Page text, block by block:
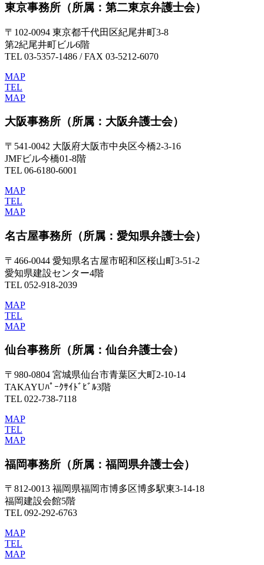
東京事務所 （所属：第二東京弁護士会）
〒102-0094 東京都千代田区紀尾井町3-8
第2紀尾井町ビル6階
TEL 03-5357-1486 / FAX 03-5212-6070
MAP
TEL
MAP
大阪事務所 （所属：大阪弁護士会）
〒541-0042 大阪府大阪市中央区今橋2-3-16
JMFビル今橋01-8階
TEL 06-6180-6001
MAP
TEL
MAP
名古屋事務所 （所属：愛知県弁護士会）
〒466-0044 愛知県名古屋市昭和区桜山町3-51-2
愛知県建設センター4階
TEL 052-918-2039
MAP
TEL
MAP
仙台事務所 （所属：仙台弁護士会）
〒980-0804 宮城県仙台市青葉区大町2-10-14
TAKAYUﾊﾟｰｸｻｲﾄﾞﾋﾞﾙ3階
TEL 022-738-7118
MAP
TEL
MAP
福岡事務所 （所属：福岡県弁護士会）
〒812-0013 福岡県福岡市博多区博多駅東3-14-18
福岡建設会館5階
TEL 092-292-6763
MAP
TEL
MAP